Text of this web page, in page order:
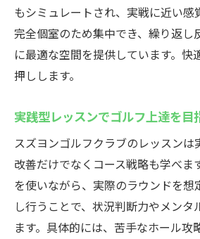
もシミュレートされ、実戦に近い感
完全個室のため集中でき、繰り返し
に最適な空間を提供しています。快
押しします。
実践型レッスンでゴルフ上達を目
スズヨンゴルフクラブのレッスンは
改善だけでなくコース戦略も学べま
を使いながら、実際のラウンドを
し行うことで、状況判断力やメンタ
ます。具体的には、苦手なホール攻